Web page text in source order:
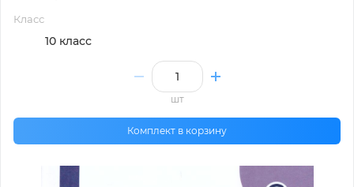
Класс
10 класс
шт
Комплект в корзину